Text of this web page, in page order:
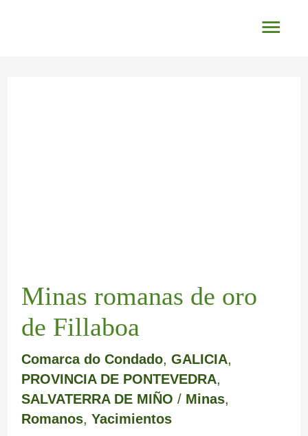
Minas romanas de oro
de Fillaboa
Comarca do Condado, GALICIA,
PROVINCIA DE PONTEVEDRA,
SALVATERRA DE MIÑO / Minas,
Romanos, Yacimientos